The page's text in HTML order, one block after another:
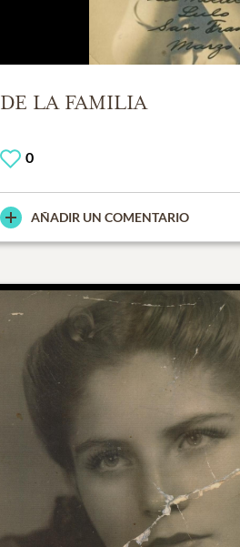
DE LA FAMILIA
0
AÑADIR UN COMENTARIO